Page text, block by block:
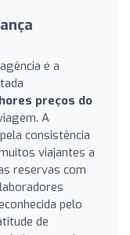
é a
preços do
A
consistência
viajantes a
reservas com
pelo
de